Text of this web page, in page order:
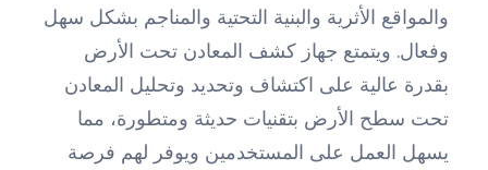
والمواقع الأثرية والبنية التحتية والمناجم بشكل سهل
وفعال. ويتمتع جهاز كشف المعادن تحت الأرض
بقدرة عالية على اكتشاف وتحديد وتحليل المعادن
تحت سطح الأرض بتقنيات حديثة ومتطورة، مما
يسهل العمل على المستخدمين ويوفر لهم فرصة